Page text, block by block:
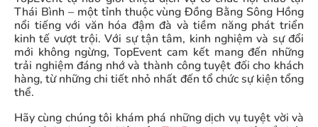
Thái Bình – một tỉnh thuộc vùng Đồng Bằng Sông Hồng
nổi tiếng với văn hóa đậm đà và tiềm năng phát triển
kinh tế vượt trội. Với sự tận tâm, kinh nghiệm và sự đổi
mới không ngừng, TopEvent cam kết mang đến những
trải nghiệm đáng nhớ và thành công tuyệt đối cho khách
hàng, từ những chi tiết nhỏ nhất đến tổ chức sự kiện tổng
thể.
Hãy cùng chúng tôi khám phá những dịch vụ tuyệt vời và